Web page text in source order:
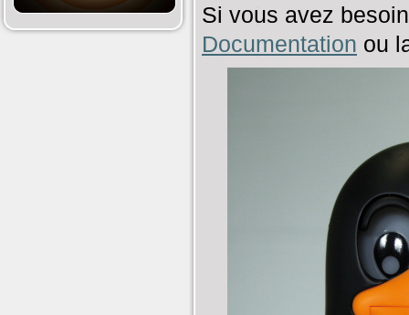
Si vous avez
Documentation ou